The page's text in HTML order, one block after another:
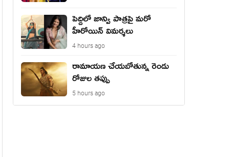
పెద్దిలో జాన్వి పాత్రపై మరో
హీరోయిన్ విమర్శలు
4 hours ago
రామాయణ చేయబోతున్న రెండు
రోజుల తప్పు
5 hours ago